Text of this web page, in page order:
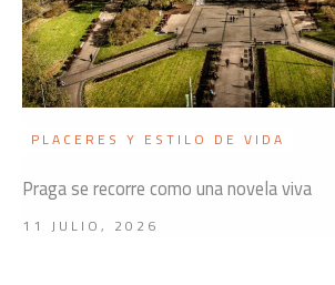
PLACERES Y ESTILO DE VIDA
Praga se recorre como una novela viva
11 JULIO, 2026